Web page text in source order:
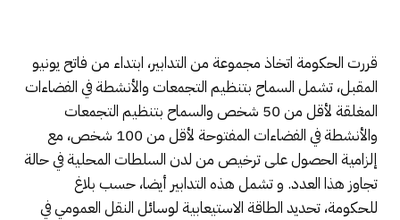
قررت الحكومة اتخاذ مجموعة من التدابير، ابتداء من فاتح يونيو
المقبل، تشمل السماح بتنظيم التجمعات والأنشطة في الفضاءات
المغلقة لأقل من 50 شخص والسماح بتنظيم التجمعات
والأنشطة في الفضاءات المفتوحة لأقل من 100 شخص، مع
إلزامية الحصول على ترخيص من لدن السلطات المحلية في حالة
تجاوز هذا العدد. و تشمل هذه التدابير أيضا، حسب بلاغ
للحكومة، تحديد الطاقة الاستيعابية لوسائل النقل العمومي في